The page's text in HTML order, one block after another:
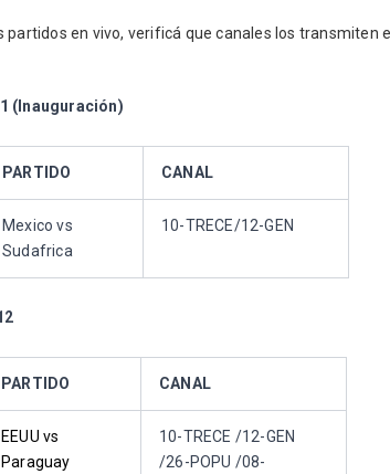
partidos en vivo, verificá que canales los transmiten
(Inauguración)
PARTIDO CANAL
Mexico vs
Sudafrica
10-TRECE/12-GEN
PARTIDO CANAL
EEUU vs
Paraguay
10-TRECE /12-GEN
/26-POPU /08-